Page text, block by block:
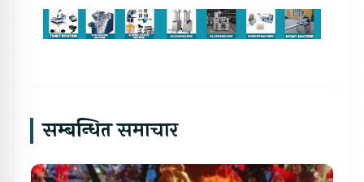
सम्बन्धित समाचार